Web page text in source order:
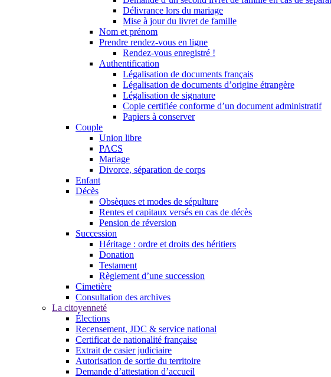
Délivrance lors du mariage
Mise à jour du livret de famille
Nom et prénom
Prendre rendez-vous en ligne
Rendez-vous enregistré !
Authentification
Légalisation de documents français
Légalisation de documents d’origine étrangère
Légalisation de signature
Copie certifiée conforme d’un document administratif
Papiers à conserver
Couple
Union libre
PACS
Mariage
Divorce, séparation de corps
Enfant
Décès
Obsèques et modes de sépulture
Rentes et capitaux versés en cas de décès
Pension de réversion
Succession
Héritage : ordre et droits des héritiers
Donation
Testament
Règlement d’une succession
Cimetière
Consultation des archives
La citoyenneté
Élections
Recensement, JDC & service national
Certificat de nationalité française
Extrait de casier judiciaire
Autorisation de sortie du territoire
Demande d’attestation d’accueil